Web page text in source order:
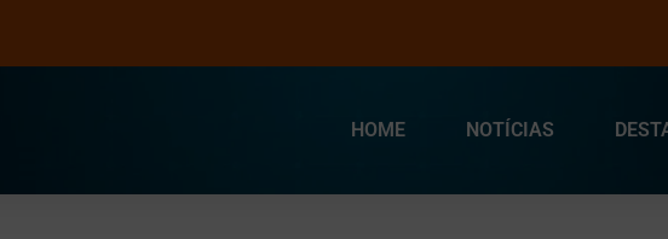
HOME NOTÍCIAS